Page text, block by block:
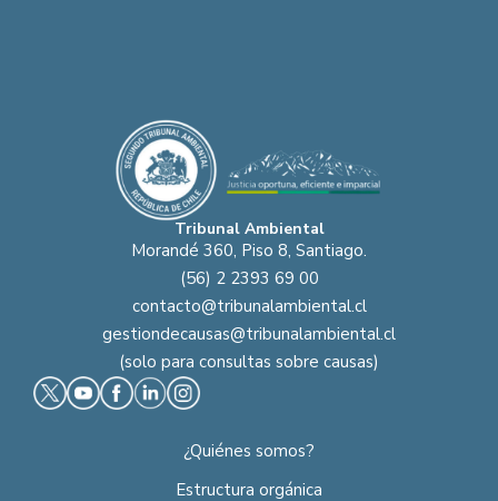
Tribunal Ambiental
Morandé 360, Piso 8, Santiago.
(56) 2 2393 69 00
contacto@tribunalambiental.cl
gestiondecausas@tribunalambiental.cl
(solo para consultas sobre causas)
¿Quiénes somos?
Estructura orgánica